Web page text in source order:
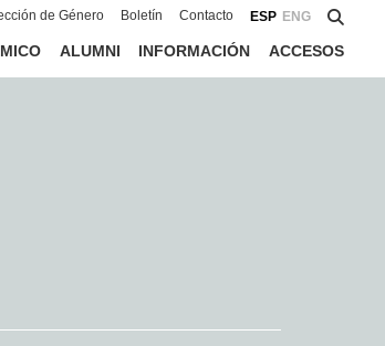
de Género Boletín Contacto ESP ENG
ALUMNI INFORMACIÓN ACCESOS